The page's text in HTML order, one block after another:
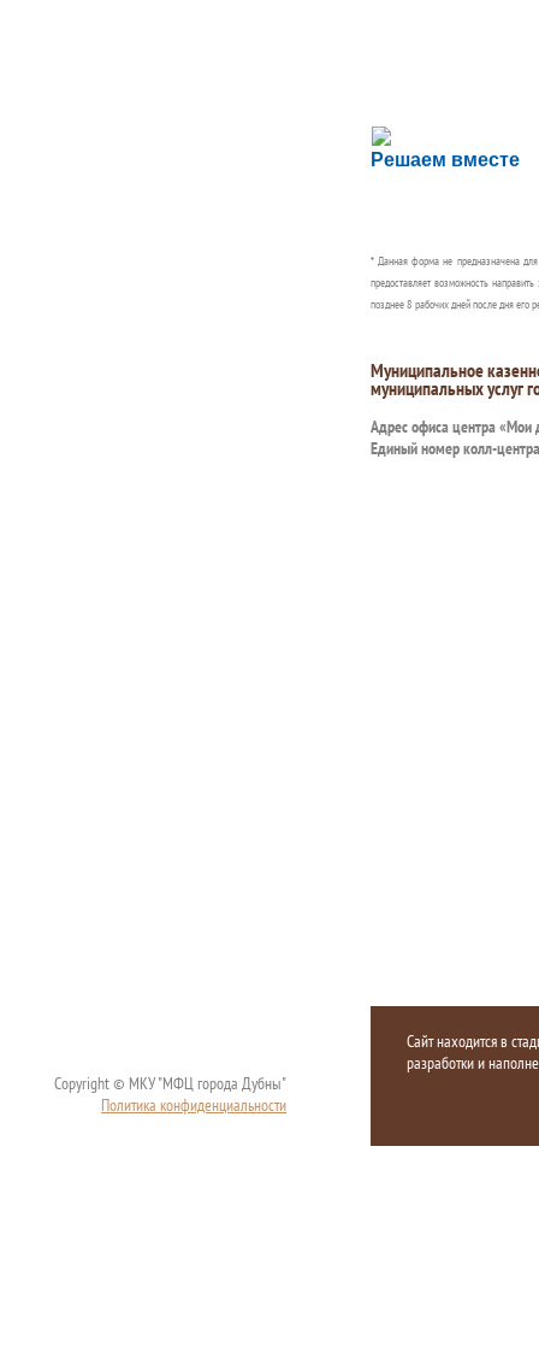
Решаем вместе
Сложности с
Сообщите об этом
* Данная форма не предназначена
предоставляет возможность
позднее 8 рабочих дней после дня его
Муниципальное
муниципальных услуг
Адрес офиса центра «Мои
Единый номер колл-
Copyright © МКУ "МФЦ города Дубны"
Политика конфиденциальности
Сайт находится в
разработки и